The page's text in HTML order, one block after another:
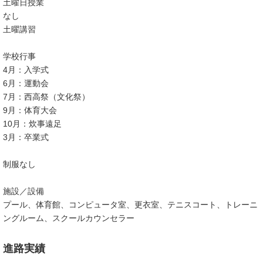
土曜日授業
なし
土曜講習
学校行事
4月：入学式
6月：運動会
7月：西高祭（文化祭）
9月：体育大会
10月：炊事遠足
3月：卒業式
制服なし
施設／設備
プール、体育館、コンピュータ室、更衣室、テニスコート、トレーニ
ングルーム、スクールカウンセラー
進路実績